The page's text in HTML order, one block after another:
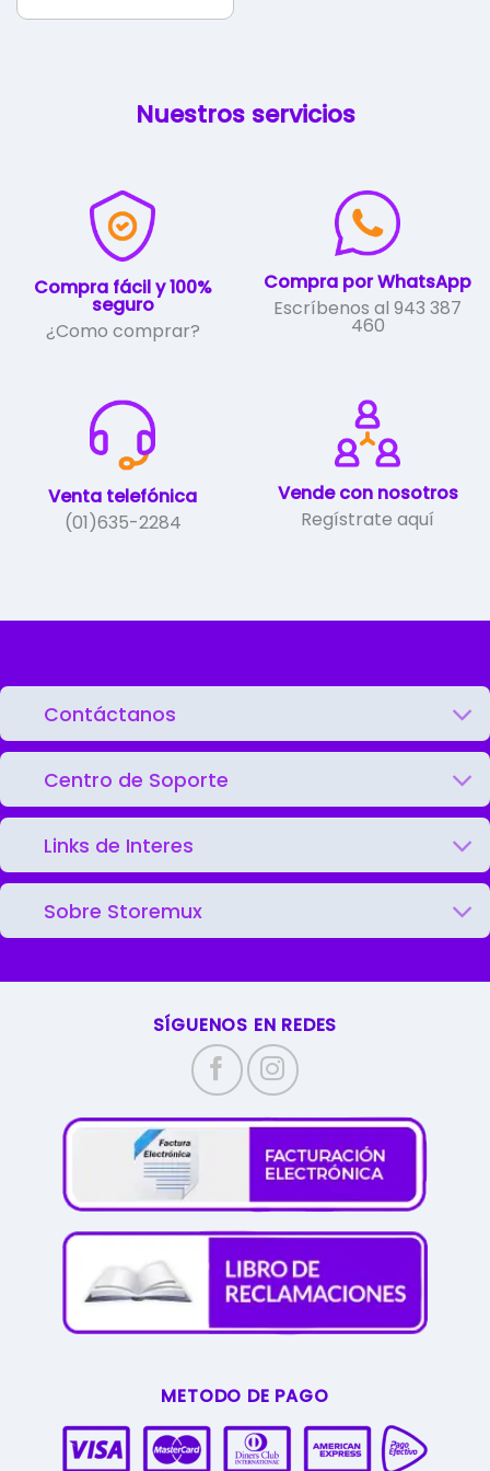
Nuestros servicios
Compra fácil y 100%
seguro
¿Como comprar?
Compra por WhatsApp
Escríbenos al 943 387
460
Venta telefónica
(01)635-2284
Vende con nosotros
Regístrate aquí
Contáctanos
Centro de Soporte
Links de Interes
Sobre Storemux
SÍGUENOS EN REDES
METODO DE PAGO